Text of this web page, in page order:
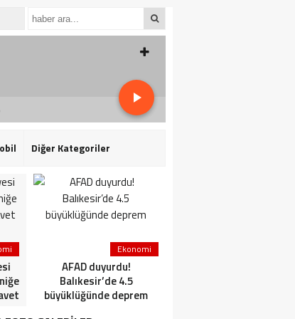
Diğer Kategoriler
Ekonomi
AFAD duyurdu!
Balıkesir’de 4.5
büyüklüğünde deprem